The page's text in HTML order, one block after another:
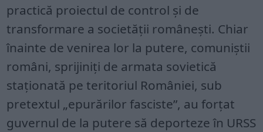
practică proiectul de control și de
transformare a societății românești. Chiar
înainte de venirea lor la putere, comuniștii
români, sprijiniți de armata sovietică
staționată pe teritoriul României, sub
pretextul „epurărilor fasciste”, au forțat
guvernul de la putere să deporteze în URSS